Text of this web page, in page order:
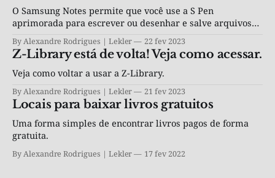
O Samsung Notes permite que você use a S Pen
aprimorada para escrever ou desenhar e salve arquivos
na nuvem.
By Alexandre Rodrigues | Lekler 22 fev 2023
Z-Library está de volta! Veja como acessar.
Veja como voltar a usar a Z-Library.
By Alexandre Rodrigues | Lekler 21 fev 2023
Locais para baixar livros gratuitos
Uma forma simples de encontrar livros pagos de forma
gratuita.
By Alexandre Rodrigues | Lekler 17 fev 2022